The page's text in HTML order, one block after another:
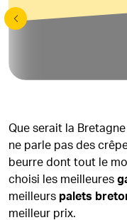
Que serait la
ne parle pas des
beurre dont tout le
choisi les meilleures
meilleurs palets
meilleur prix.